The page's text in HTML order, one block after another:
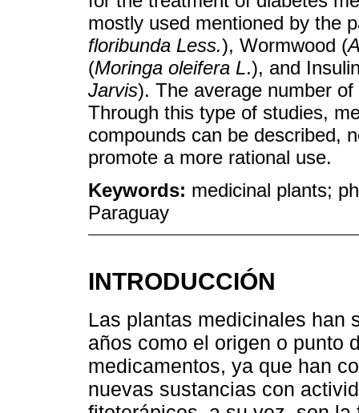
mostly used mentioned by the
floribunda Less.), Wormwood (
(Moringa oleifera L.), and
Jarvis). The average number
Through this type of studies,
compounds can be described,
promote a more rational use.
Keywords: medicinal plants;
Paraguay
INTRODUCCIÓN
Las plantas medicinales han
años como el origen o punto
medicamentos, ya que han
nuevas sustancias con